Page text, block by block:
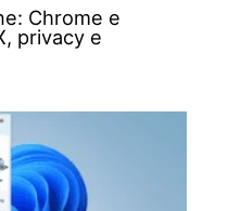
Chrome e
privacy e